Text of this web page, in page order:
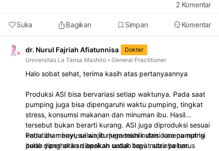
Suka Bagikan Simpan Komentar
2 Komentar
dr. Nurul Fajriah Afiatunnisa
Dokter
Universitas La Tansa Mashiro
General Practitioner
Halo sobat sehat, terima kasih atas pertanyaannya
Produksi ASI bisa bervariasi setiap waktunya. Pada saat
pumping juga bisa dipengaruhi waktu pumping, tingkat
stress, konsumsi makanan dan minuman ibu. Hasil
tersebut bukan berarti kurang. ASI juga diproduksi sesuai
kebutuhan bayi, selain itu juga teknik dan cara pumping
perlu diperhatikan apakah sudah tepat atau belum.
Pada ibu menyusui wajib memenuhi nutrisi karena nutrisi
itulah yang akan diberikan untuk bayi. nutrinya harus